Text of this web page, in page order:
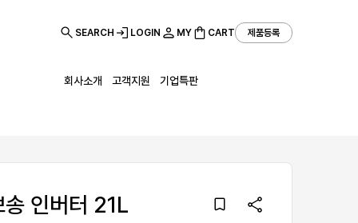
SEARCH LOGIN MY CART 제품등록
회사소개 고객지원 기업특판
송 인버터 21L